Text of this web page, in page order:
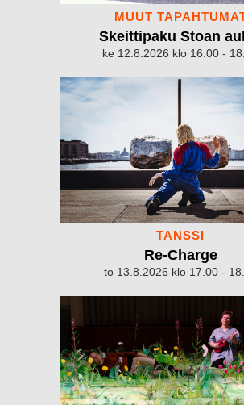
MUUT
Skeittipaku Stoan
ke 12.8.2026 klo 16.00 -
TANSSI
Re-Charge
to 13.8.2026 klo 17.00 -